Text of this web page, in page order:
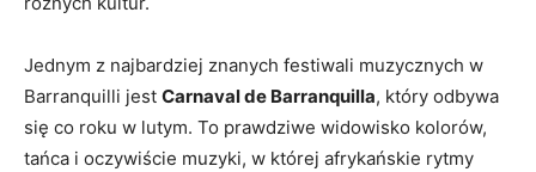
Jednym z najbardziej⁤ znanych festiwali muzycznych w
Barranquilli jest Carnaval​ de Barranquilla,​ który odbywa
się ⁣co roku w lutym. To prawdziwe widowisko kolorów,
tańca i oczywiście ​muzyki, w której afrykańskie rytmy